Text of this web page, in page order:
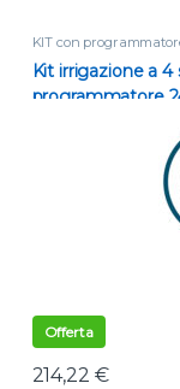
KIT con
Kit irrigazione a
programmatore
Offerta
214,22 €